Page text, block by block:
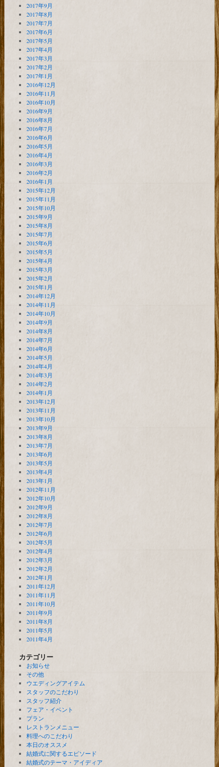
2017年9月
2017年8月
2017年7月
2017年6月
2017年5月
2017年4月
2017年3月
2017年2月
2017年1月
2016年12月
2016年11月
2016年10月
2016年9月
2016年8月
2016年7月
2016年6月
2016年5月
2016年4月
2016年3月
2016年2月
2016年1月
2015年12月
2015年11月
2015年10月
2015年9月
2015年8月
2015年7月
2015年6月
2015年5月
2015年4月
2015年3月
2015年2月
2015年1月
2014年12月
2014年11月
2014年10月
2014年9月
2014年8月
2014年7月
2014年6月
2014年5月
2014年4月
2014年3月
2014年2月
2014年1月
2013年12月
2013年11月
2013年10月
2013年9月
2013年8月
2013年7月
2013年6月
2013年5月
2013年4月
2013年1月
2012年11月
2012年10月
2012年9月
2012年8月
2012年7月
2012年6月
2012年5月
2012年4月
2012年3月
2012年2月
2012年1月
2011年12月
2011年11月
2011年10月
2011年9月
2011年8月
2011年5月
2011年4月
カテゴリー
お知らせ
その他
ウエディングアイテム
スタッフのこだわり
スタッフ紹介
フェア・イベント
プラン
レストランメニュー
料理へのこだわり
本日のオススメ
結婚式に関するエピソード
結婚式のテーマ・アイディア